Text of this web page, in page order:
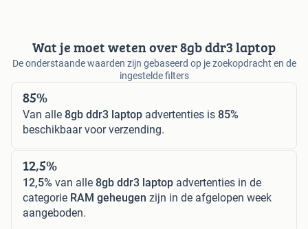
Wat je moet weten over 8gb ddr3 laptop
De onderstaande waarden zijn gebaseerd op je zoekopdracht en de
ingestelde filters
85%
Van alle 8gb ddr3 laptop advertenties is 85%
beschikbaar voor verzending.
12,5%
12,5% van alle 8gb ddr3 laptop advertenties in de
categorie RAM geheugen zijn in de afgelopen week
aangeboden.